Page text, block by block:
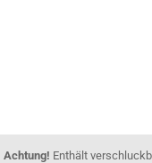
Achtung! Enthält